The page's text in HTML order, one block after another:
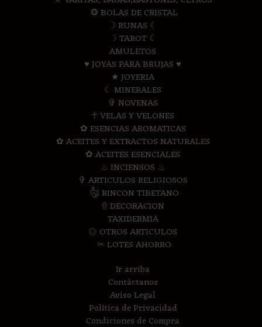
❂ BOLAS DE CRISTAL
☽ RUNAS ☾
☽ TAROT ☾
AMULETOS
♥ JOYAS PARA BRUJAS ♥
★ JOYERIA
☾ MINERALES
✞ NOVENAS
☥ VELAS Y VELONES
✿ ESENCIAS AROMATICAS
✿ ACEITES Y EXTRACTOS NATURALES
✿ ACEITES ESENCIALES
♨ INCIENSOS ♨
✞ ARTICULOS RELIGIOSOS
༃ RINCON TIBETANO
۩ DECORACION
TAXIDERMIA
۞ OTROS ARTICULOS
✂ LOTES AHORRO
Ir arriba
Contáctanos
Aviso Legal
Política de Privacidad
Condiciones de Compra